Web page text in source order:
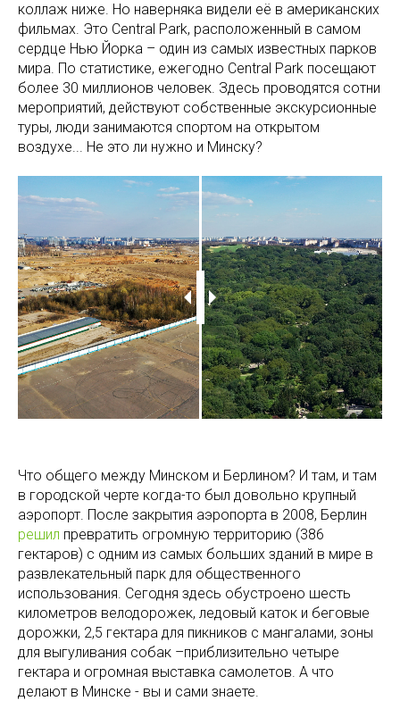
коллаж ниже. Но наверняка видели её в американских
фильмах. Это Central Park, расположенный в самом
сердце Нью Йорка – один из самых известных парков
мира. По статистике, ежегодно Central Park посещают
более 30 миллионов человек. Здесь проводятся сотни
мероприятий, действуют собственные экскурсионные
туры, люди занимаются спортом на открытом
воздухе... Не это ли нужно и Минску?
Что общего между Минском и Берлином? И там, и там
в городской черте когда-то был довольно крупный
аэропорт. После закрытия аэропорта в 2008, Берлин
решил превратить огромную территорию (386
гектаров) с одним из самых больших зданий в мире в
развлекательный парк для общественного
использования. Сегодня здесь обустроено шесть
километров велодорожек, ледовый каток и беговые
дорожки, 2,5 гектара для пикников с мангалами, зоны
для выгуливания собак –приблизительно четыре
гектара и огромная выставка самолетов. А что
делают в Минске - вы и сами знаете.